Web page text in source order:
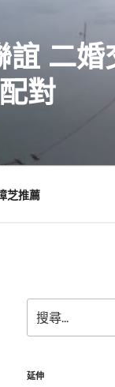
二
對
芝推薦
尋
關
字:
延伸